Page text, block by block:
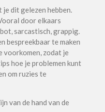
dit gelezen hebben.
door elkaars
sarcastisch, grappig.
bespreekbaar te maken
voorkomen, zodat je
hoe je problemen kunt
om ruzies te
van de hand van de